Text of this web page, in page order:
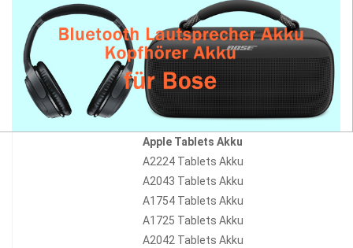
Apple Tablets Akku
A2224 Tablets Akku
A2043 Tablets Akku
A1754 Tablets Akku
A1725 Tablets Akku
A2042 Tablets Akku